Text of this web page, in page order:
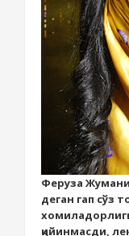
Феруза
деган гап сўз
қийинмасди,